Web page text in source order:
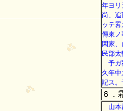
年ヨリ
尚、追
ッテ
傳來ノ
閑家、
民部
予ガ
久年
記ス。
６．
山本